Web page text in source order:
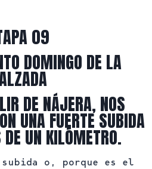
09
DOMINGO DE LA
DE NÁJERA, NOS
UNA FUERTE SUBIDA
UN KILÓMETRO.
o, porque es el